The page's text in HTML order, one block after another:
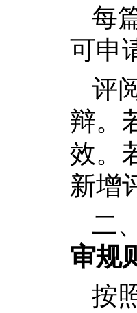
每
可申
评
辩。
效。
新增
二
审规
按